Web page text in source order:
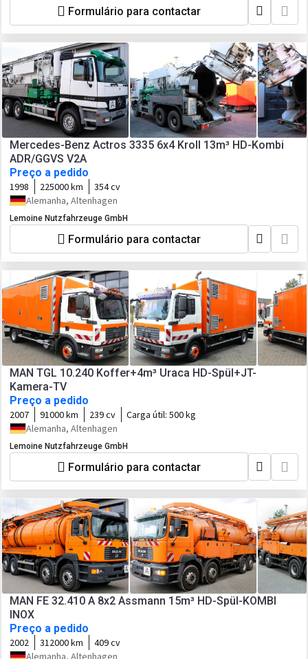
Formulário para contactar
Mercedes-Benz Actros 3335 6x4 Kroll 13m³ HD-Kombi
ADR/GGVS V2A
Preço a pedido
1998 225000 km
354 cv
Alemanha, Altenhagen
Lemoine Nutzfahrzeuge GmbH
Formulário para contactar
MAN TGL 10.240 Koffer+4m³ Uraca HD-Spül+JT-
Kamera-TV
Preço a pedido
2007 91000 km 239 cv Carga útil: 500 kg
Alemanha, Altenhagen
Lemoine Nutzfahrzeuge GmbH
Formulário para contactar
MAN FE 32.410 A 8x2 Assmann 15m³ HD-Spül-KOMBI
INOX
Preço a pedido
2002 312000 km
409 cv
Alemanha, Altenhagen